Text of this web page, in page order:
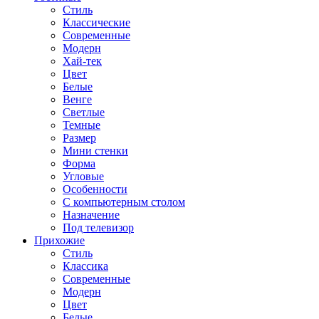
Стиль
Классические
Современные
Модерн
Хай-тек
Цвет
Белые
Венге
Светлые
Темные
Размер
Мини стенки
Форма
Угловые
Особенности
С компьютерным столом
Назначение
Под телевизор
Прихожие
Стиль
Классика
Современные
Модерн
Цвет